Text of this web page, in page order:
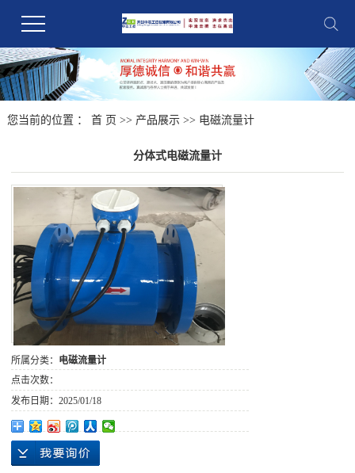
您当前的位置 ： 首 页 >> 产品展示>> 电磁流量计
分体式电磁流量计
所属分类： 电磁流量计
点击次数：
发布日期： 2025/01/18